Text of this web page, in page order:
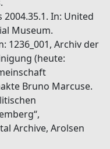
In: United
Museum.
1236_001, Archiv der
(heute:
Bruno Marcuse.
Archive, Arolsen